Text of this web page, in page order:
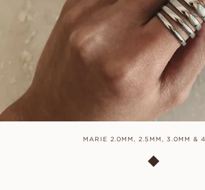
MARIE 2.0MM, 2.5MM, 3.0MM &